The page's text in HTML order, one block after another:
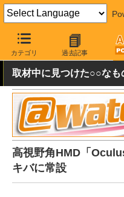
カテゴリ 過去記事
AKIBA PC Hotline! PC周辺機
取材中に見つけた○○なも
高視野角HMD「
キバに常設